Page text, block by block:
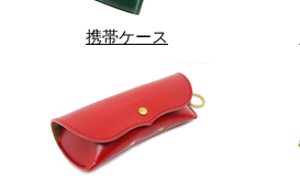
携帯ケース